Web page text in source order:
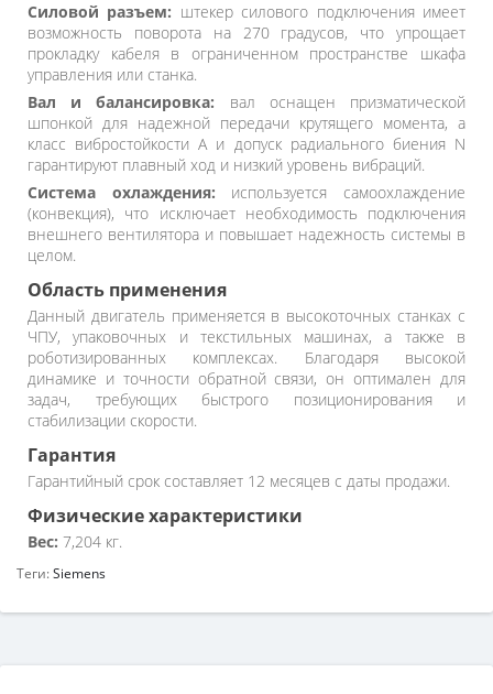
Силовой разъем: штекер силового подключения имеет
возможность поворота на 270 градусов, что упрощает
прокладку кабеля в ограниченном пространстве шкафа
управления или станка.
Вал и балансировка: вал оснащен призматической
шпонкой для надежной передачи крутящего момента, а
класс вибростойкости A и допуск радиального биения N
гарантируют плавный ход и низкий уровень вибраций.
Система охлаждения: используется самоохлаждение
(конвекция), что исключает необходимость подключения
внешнего вентилятора и повышает надежность системы в
целом.
Область применения
Данный двигатель применяется в высокоточных станках с
ЧПУ, упаковочных и текстильных машинах, а также в
роботизированных комплексах. Благодаря высокой
динамике и точности обратной связи, он оптимален для
задач, требующих быстрого позиционирования и
стабилизации скорости.
Гарантия
Гарантийный срок составляет 12 месяцев с даты продажи.
Физические характеристики
Вес: 7,204 кг.
Теги:Siemens